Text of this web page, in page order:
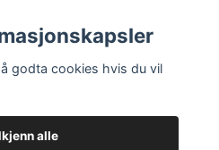
godta cookies hvis du vil
alle